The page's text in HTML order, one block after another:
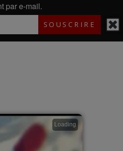
par e-mail.
SOUSCRIRE
Loading